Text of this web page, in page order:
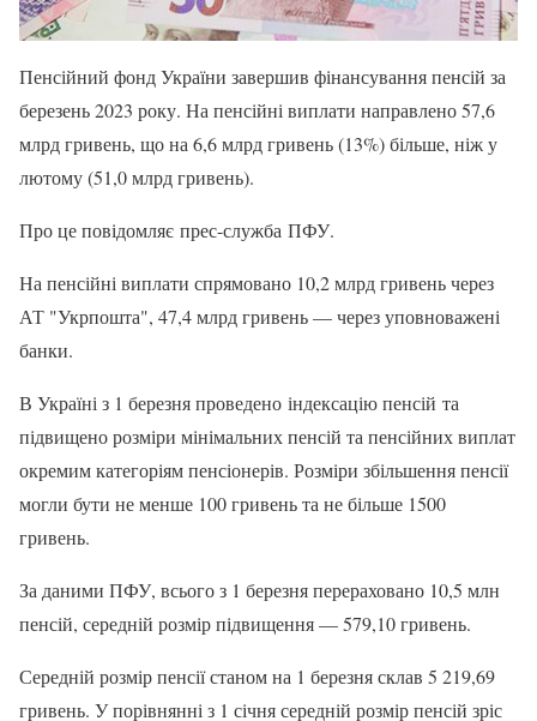
Пенсійний фонд України завершив фінансування пенсій за
березень 2023 року. На пенсійні виплати направлено 57,6
млрд гривень, що на 6,6 млрд гривень (13%) більше, ніж у
лютому (51,0 млрд гривень).
Про це повідомляє прес-служба ПФУ.
На пенсійні виплати спрямовано 10,2 млрд гривень через
АТ "Укрпошта", 47,4 млрд гривень — через уповноважені
банки.
В Україні з 1 березня проведено індексацію пенсій та
підвищено розміри мінімальних пенсій та пенсійних виплат
окремим категоріям пенсіонерів. Розміри збільшення пенсії
могли бути не менше 100 гривень та не більше 1500
гривень.
За даними ПФУ, всього з 1 березня перераховано 10,5 млн
пенсій, середній розмір підвищення — 579,10 гривень.
Середній розмір пенсії станом на 1 березня склав 5 219,69
гривень. У порівнянні з 1 січня середній розмір пенсій зріс